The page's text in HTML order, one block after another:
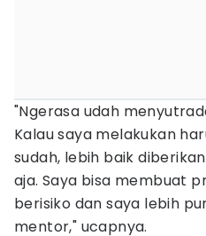
"Ngerasa udah
Kalau saya melakukan
sudah, lebih baik
aja. Saya bisa membuat
berisiko dan saya lebih
mentor," ucapnya.